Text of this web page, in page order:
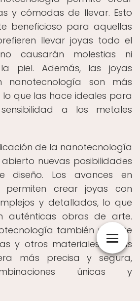
y cómodas de llevar. Esto
beneficioso para aquellas
llevar joyas todo el
causarán molestias ni
piel. Además, las joyas
nanotecnología son más
lo que las hace ideales para
a los metales
de la nanotecnología
nuevas posibilidades
diseño. Los avances en
permiten crear joyas con
y detallados, lo que
auténticas obras de arte.
también permite
y otros materiales en las
más precisa y segura,
únicas y